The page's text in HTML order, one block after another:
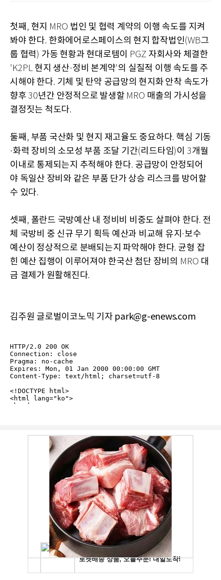
첫째 , 현지 MRO 법인 및 협력 계약의 이행 속도를 지켜
봐야 한다. 한화에어로스페이스의 현지 합작법인(WB그
룹 협력) 가동 현황과 현대로템이 PGZ 자회사와 체결한
'K2PL 현지 생산·정비 본계약'의 실질적 이행 속도를 주
시해야 한다. 기체 및 탄약 공급망의 현지화 안착 속도가
향후30년간 안정적으로 발생할 MRO 매출의 가시성을
결정짓는 척도다.
둘째 , 부품 국산화 및 현지 재고율도 중요하다.핵심 기동
·화력 장비의 소모성 부품 조달 기간(리드타임)이 3개월
이내로 통제되는지 추적해야 한다. 공급망이 안정되어
야 독일산 장비와 같은 부품 단가 상승 리스크를 방어할
수 있다.
셋째 , 폴란드 국방예산 내 정비비 비중도 살펴야 한다. 전
체 국방비 중 신규 무기 획득 예산과 비교해 유지 ·보수
예산이 정상적으로 분배되는지 파악해야 한다. 균형 잡
힌 예산 집행이 이루어져야 한국산 첨단 장비의 MRO 대
금 결제가 원활해진다.
김주원 글로벌이코노믹 기자 park@g-enews.com